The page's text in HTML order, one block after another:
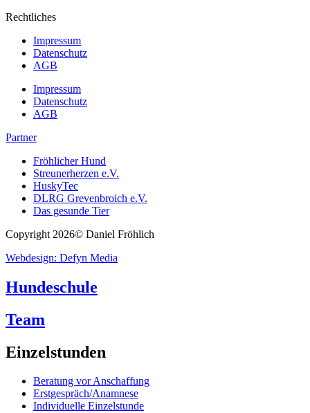
Rechtliches
Impressum
Datenschutz
AGB
Impressum
Datenschutz
AGB
Partner
Fröhlicher Hund
Streunerherzen e.V.
HuskyTec
DLRG Grevenbroich e.V.
Das gesunde Tier
Copyright 2026© Daniel Fröhlich
Webdesign: Defyn Media
Hundeschule
Team
Einzelstunden
Beratung vor Anschaffung
Erstgespräch/Anamnese
Individuelle Einzelstunde